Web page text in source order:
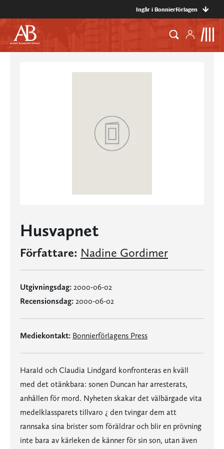
Ingår i Bonnierförlagen
Husvapnet
Författare: Nadine Gordimer
Utgivningsdag: 2000-06-02
Recensionsdag: 2000-06-02
Mediekontakt: Bonnierförlagens Press
Harald och Claudia Lindgard konfronteras en kväll
med det otänkbara: sonen Duncan har arresterats,
anhållen för mord. Nyheten skakar det välbärgade vita
medelklassparets tillvaro ¿ den tvingar dem att
rannsaka sina brister som föräldrar och blir en prövning
inte bara av kärleken de känner för sin son, utan även